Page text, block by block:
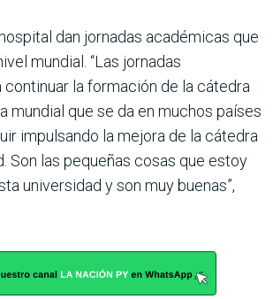
dan jornadas académicas que
mundial. “Las jornadas
continuar la formación de la cátedra
mundial que se da en muchos países
impulsando la mejora de la cátedra
Son las pequeñas cosas que estoy
universidad y son muy bue­nas”,